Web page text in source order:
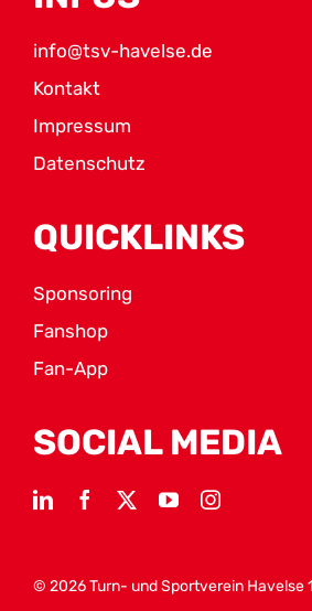
info@tsv-havelse.de
Kontakt
Impressum
Datenschutz
QUICKLINKS
Sponsoring
Fanshop
Fan-App
SOCIAL MEDIA
© 2026 Turn- und Sportverein Havelse